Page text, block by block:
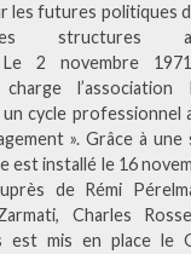
les futures politiques
structures
Le 2 novembre
charge l’association
cycle professionnel
». Grâce à
est installé le 16
de Rémi
Charles
est mis en place le